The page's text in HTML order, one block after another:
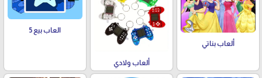
ألعاب بناتي
ألعاب ولادي
العاب بيع 5